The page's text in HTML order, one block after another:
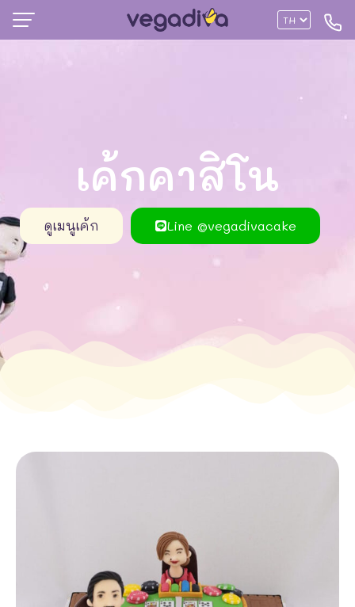
เค้กคาสิโน
ดูเมนูเค้ก Line @vegadivacake